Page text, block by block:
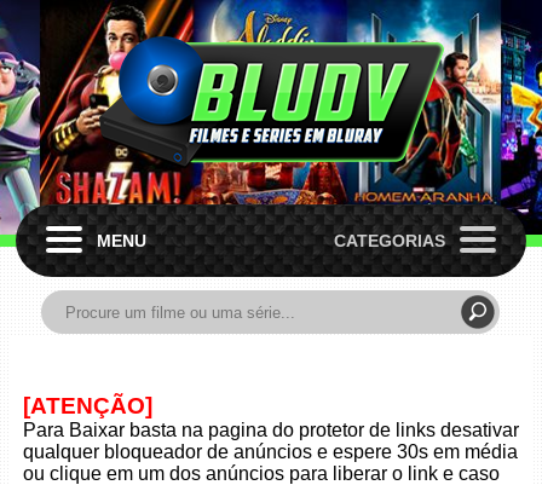
MENU CATEGORIAS
[ATENÇÃO]
Para Baixar basta na pagina do protetor de links desativar
qualquer bloqueador de anúncios e espere 30s em média
ou clique em um dos anúncios para liberar o link e caso